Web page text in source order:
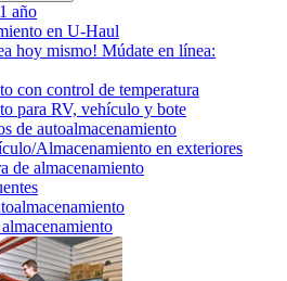
año
en U-Haul
hoy mismo! Múdate en línea:
con control de temperatura
para RV, vehículo y bote
de autoalmacenamiento
Almacenamiento en exteriores
de almacenamiento